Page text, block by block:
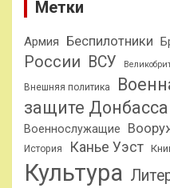
Метки
Армия Беспилотники
России ВСУ
Внешняя политика
защите Донбасса
Военнослужащие
История Канье Уэст
Культура